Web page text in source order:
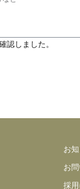
認しました。
お
お
採